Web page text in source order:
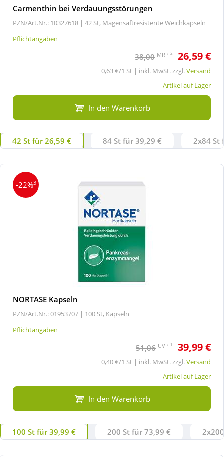
Carmenthin bei Verdauungsstörungen
PZN/Art.Nr.: 10327618 | 42 St, Magensaftresistente Weichkapseln
Pflichtangaben
38,00 MRP 2 26,59 €
0,63 €/1 St | inkl. MwSt. zzgl.Versand
Artikel auf Lager
In den Warenkorb
42 St für 26,59 € 84 St für 39,29 € 2x84 St
-22%3
NORTASE Kapseln
PZN/Art.Nr.: 01953707 | 100 St, Kapseln
Pflichtangaben
51,06 UVP 1 39,99 €
0,40 €/1 St | inkl. MwSt. zzgl.Versand
Artikel auf Lager
In den Warenkorb
100 St für 39,99 € 200 St für 73,99 €